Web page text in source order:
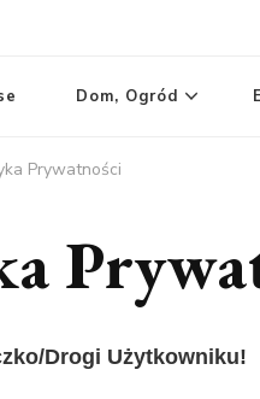
Dom, Ogród
Prywatności
Drogi Użytkowniku!